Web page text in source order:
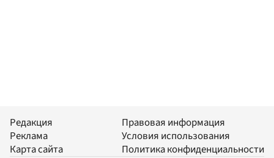
Редакция
Реклама
Карта сайта
Правовая информация
Условия использования
Политика конфиденциальности